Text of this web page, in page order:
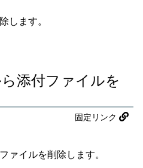
します。
添付ファイルを
固定リンク
ァイルを削除します。